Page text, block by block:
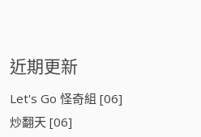
近期更新
Let's Go 怪奇組 [06]
炒翻天 [06]